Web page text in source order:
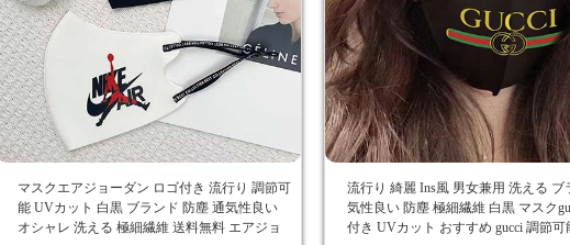
マスクエアジョーダン ロゴ付き 流行り 調節可
能 UVカット 白黒 ブランド 防塵 通気性良い
オシャレ 洗える 極細繊維 送料無料 エアジョ
流行り 綺麗 Ins風 男女兼用 洗える ブ
気性良い 防塵 極細繊維 白黒 マスク
付き UVカット おすすめ gucci 調節可